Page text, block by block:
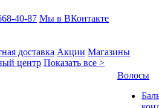
40-87 Мы в ВКонтакте
доставка Акции Магазины
центр Показать все >
Волосы